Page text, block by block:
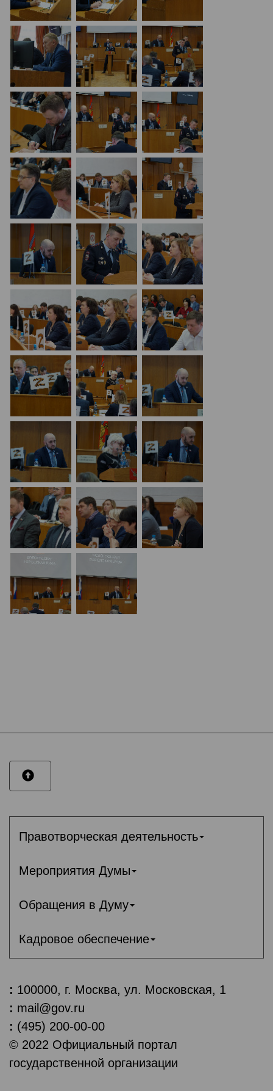
Правотворческая деятельность
Мероприятия Думы
Обращения в Думу
Кадровое обеспечение
: 100000, г. Москва, ул. Московская, 1
: mail@gov.ru
: (495) 200-00-00
© 2022 Официальный портал
государственной организации